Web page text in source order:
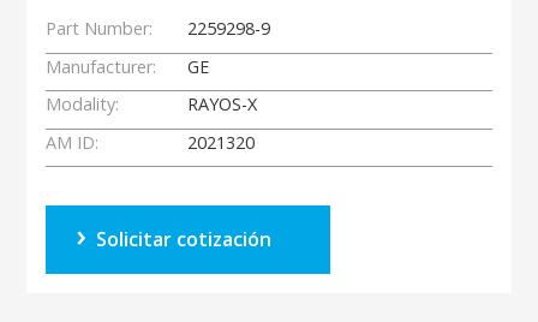
Part Number:
2259298-9
Manufacturer:
GE
Modality:
RAYOS-X
AM ID:
2021320
Solicitar cotización